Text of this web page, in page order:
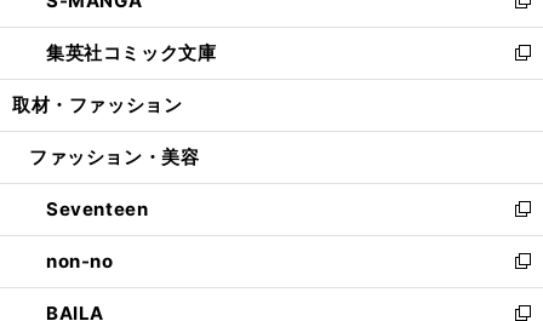
開
く
ウ
で
開
ン
ド
ウ
開
い
ウ
ィ
ン
ウ
開
く
新
し
い
ウ
ン
ウ
で
開
く
集英社コミック文庫
新
し
ウ
ン
ド
ウ
で
開
く
取材・ファッション
ファッション・美容
Seventeen
新
し
い
ウ
ィ
non-no
新
し
BAILA